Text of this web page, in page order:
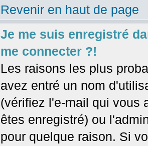
Revenir en haut de page
Je me suis enregistré
me connecter ?!
Les raisons les plus
avez entré un nom
(vérifiez l'e-mail qui vous
êtes enregistré) ou
pour quelque raison. Si